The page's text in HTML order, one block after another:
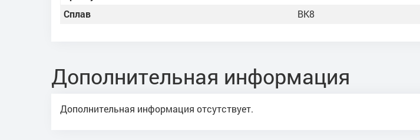
Сплав
ВК8
Дополнительная информация
Дополнительная информация отсутствует.